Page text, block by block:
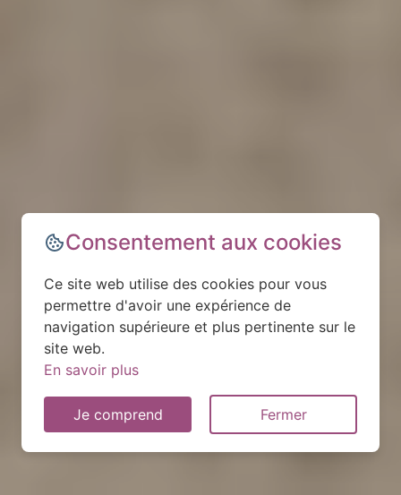
Consentement aux cookies
Ce site web utilise des cookies pour vous
permettre d'avoir une expérience de
navigation supérieure et plus pertinente sur le
site web.
En savoir plus
Je comprend Fermer